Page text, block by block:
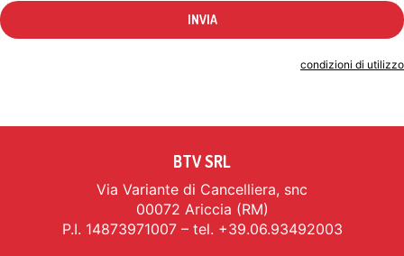
condizioni di utilizzo
BTV SRL
Via Variante di Cancelliera, snc
00072 Ariccia (RM)
P.I. 14873971007 – tel. +39.06.93492003